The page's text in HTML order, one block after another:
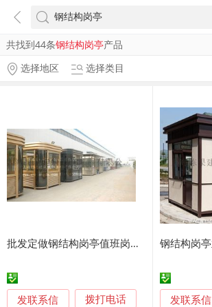
共找到44条钢结构岗亭产品
选择地区
选择类目
批发定做钢结构岗亭值班岗亭小区门卫岗亭成品岗亭移动岗亭可定做
发联系信 拨打电话 发联系信